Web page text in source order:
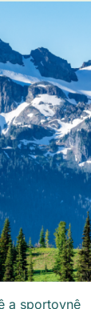
a sportovnê